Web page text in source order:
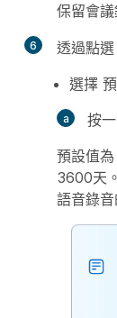
保留會
6 透過點選
選擇
按
預設值
3600天
語音錄音